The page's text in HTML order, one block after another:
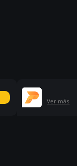
Ver más